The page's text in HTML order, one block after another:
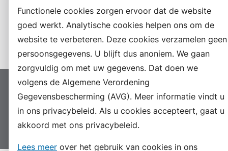
Functionele cookies zorgen ervoor dat de website
goed werkt. Analytische cookies helpen ons om de
website te verbeteren. Deze cookies verzamelen geen
persoonsgegevens. U blijft dus anoniem. We gaan
zorgvuldig om met uw gegevens. Dat doen we
volgens de Algemene Verordening
Gegevensbescherming (AVG). Meer informatie vindt u
in ons privacybeleid. Als u cookies accepteert, gaat u
akkoord met ons privacybeleid.
Lees meer over het gebruik van cookies in ons
LinkedIn
Instagram
Proclaimer Colofon
Toegankelijkheid
Sitemap
Privacyverklaring
Servicenormen
Suggesties
Archief Vacatures